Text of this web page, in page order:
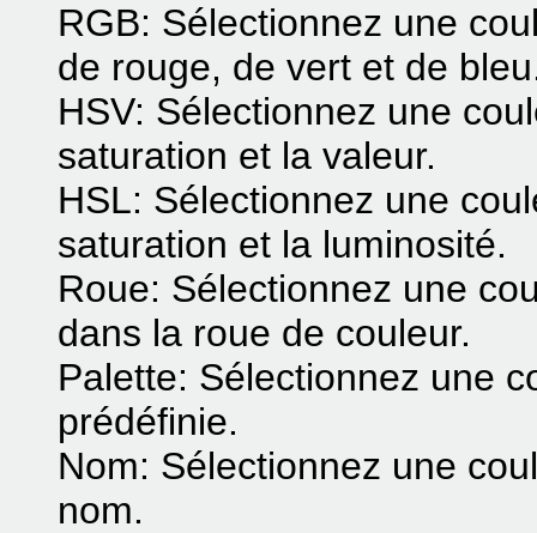
RGB: Sélectionnez une
de rouge, de vert et de
HSV: Sélectionnez une
saturation et la valeur.
HSL: Sélectionnez une
saturation et la luminosité.
Roue: Sélectionnez une
dans la roue de couleur.
Palette: Sélectionnez une
prédéfinie.
Nom: Sélectionnez une
nom.